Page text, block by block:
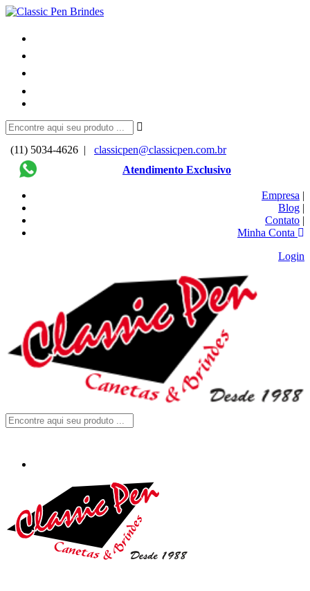
(11) 5034-4626 |
classicpen@classicpen.com.br
Atendimento Exclusivo
Empresa |
Blog |
Contato |
Minha Conta
Login